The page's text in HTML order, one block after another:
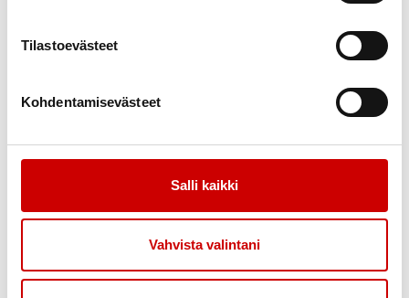
Tilastoevästeet
Kohdentamisevästeet
Salli kaikki
Vahvista valintani
Tietoa
Verenpaine
Tukea
Kuntoutus
Verkkoluennot